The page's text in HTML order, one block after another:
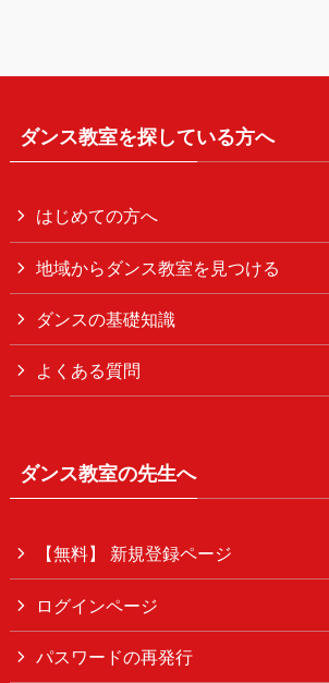
ダンス教室を探している方へ
はじめての方へ
地域からダンス教室を見つける
ダンスの基礎知識
よくある質問
ダンス教室の先生へ
【無料】 新規登録ページ
ログインページ
パスワードの再発行